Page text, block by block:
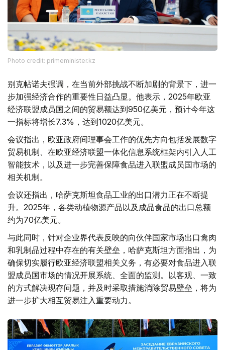
Photo credit: primeminister.kz
别克帖诺夫强调，在当前外部挑战不断加剧的背景下，进一
步加强经济合作的重要性日益凸显。他表示，2025年欧亚
经济联盟成员国之间的贸易额达到950亿美元，预计今年这
一指标将增长7.3%，达到1020亿美元。
会议指出，欧亚政府间理事会工作的优先方向包括发展数字
贸易机制、在欧亚经济联盟一体化信息系统框架内引入人工
智能技术，以及进一步完善保障食品进入联盟成员国市场的
相关机制。
会议还指出，哈萨克斯坦食品工业的出口潜力正在不断提
升。2025年，各类动植物源产品以及成品食品的出口总额
约为70亿美元。
与此同时，针对企业界代表反映的向伙伴国家市场出口禽肉
和乳制品过程中存在的有关壁垒，哈萨克斯坦方面指出，为
确保切实履行欧亚经济联盟相关义务，有必要对食品进入联
盟成员国市场的情况开展系统、全面的监测。以客观、一致
的方式解决现存问题，并及时采取措施消除贸易壁垒，将为
进一步扩大相互贸易注入重要动力。